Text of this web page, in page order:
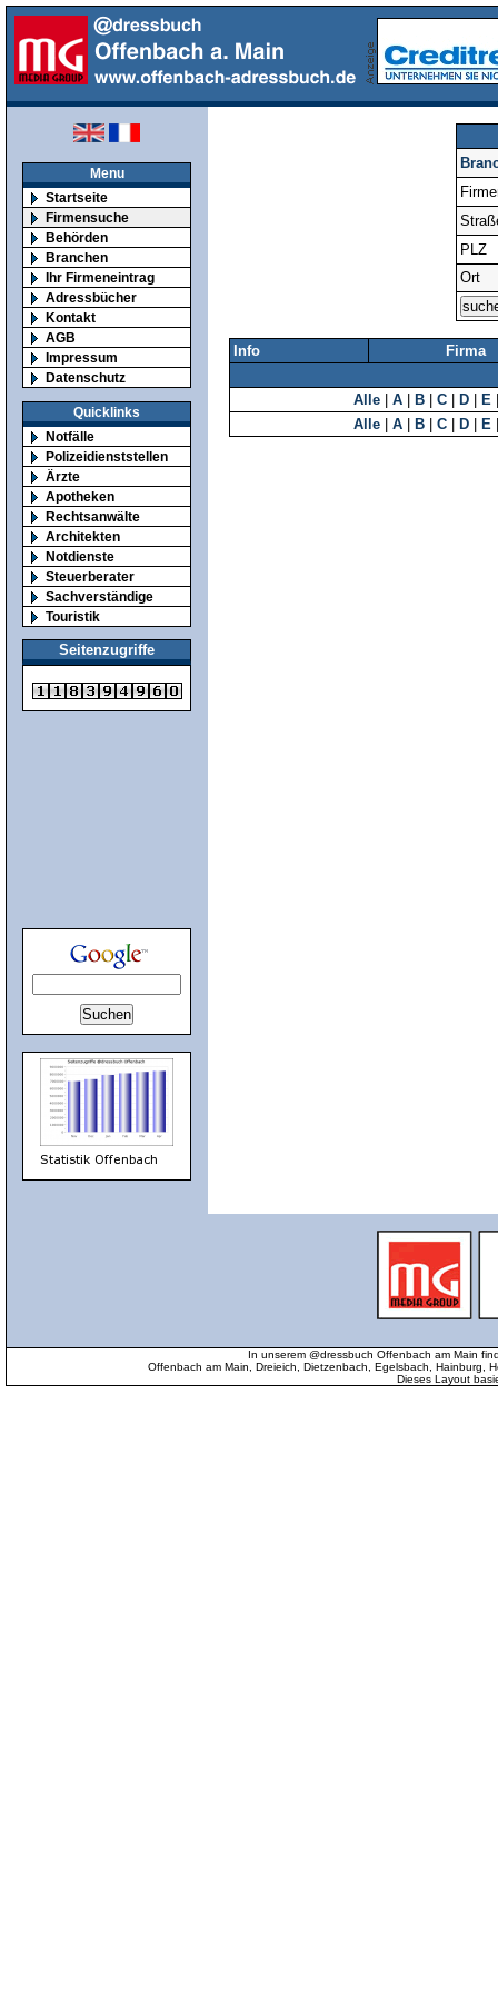
Menu
Startseite
Firmensuche
Behörden
Branchen
Ihr Firmeneintrag
Adressbücher
Kontakt
AGB
Impressum
Datenschutz
Quicklinks
Notfälle
Polizeidienststellen
Ärzte
Apotheken
Rechtsanwälte
Architekten
Notdienste
Steuerberater
Sachverständige
Touristik
Seitenzugriffe
PLZ
Ort
Info Firma
Alle A B C D E
Alle
A B C D E
In unserem @dressbuch Offenbach am Main
Offenbach am Main, Dreieich, Dietzenbach, Egelsbach, Hainburg,
Dieses Layout